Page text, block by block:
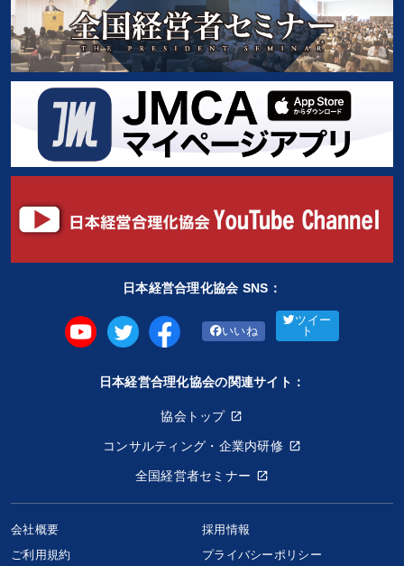
日本経営合理化協会 SNS：
いいね
ツイー
ト
日本経営合理化協会の関連サイト：
協会トップ
コンサルティング・企業内研修
全国経営者セミナー
会社概要
採用情報
ご利用規約
プライバシーポリシー